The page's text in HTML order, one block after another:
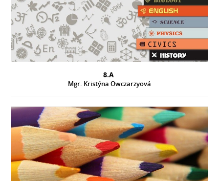
8.A
Mgr. Kristýna Owczarzyová